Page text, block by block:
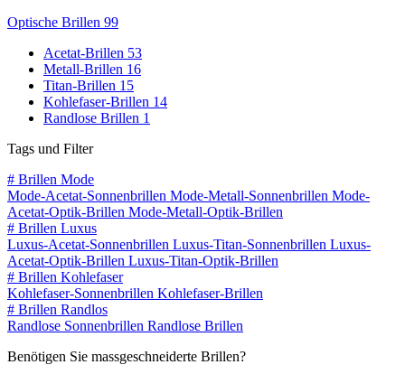
Optische Brillen 99
Acetat-Brillen 53
Metall-Brillen 16
Titan-Brillen 15
Kohlefaser-Brillen 14
Randlose Brillen 1
Tags und Filter
# Brillen Mode
Mode-Acetat-Sonnenbrillen Mode-Metall-Sonnenbrillen Mode-
Acetat-Optik-Brillen Mode-Metall-Optik-Brillen
# Brillen Luxus
Luxus-Acetat-Sonnenbrillen Luxus-Titan-Sonnenbrillen Luxus-
Acetat-Optik-Brillen Luxus-Titan-Optik-Brillen
# Brillen Kohlefaser
Kohlefaser-Sonnenbrillen Kohlefaser-Brillen
# Brillen Randlos
Randlose Sonnenbrillen Randlose Brillen
Benötigen Sie massgeschneiderte Brillen?